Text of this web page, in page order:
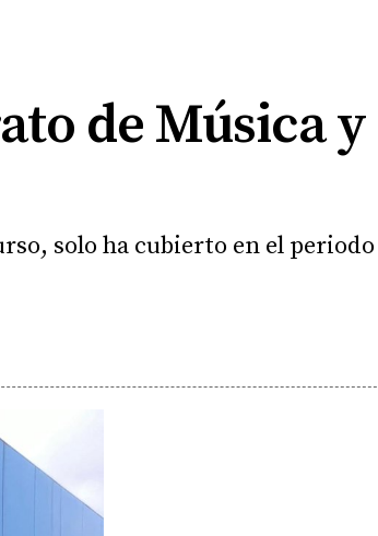
de Música y
solo ha cubierto en el periodo